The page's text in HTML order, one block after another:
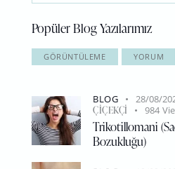
Popüler Blog Yazılarımız
GÖRÜNTÜLEME YORUM
BLOG 28/08/
ÇIÇEKÇI
984
Trikotillomani
Bozukluğu)